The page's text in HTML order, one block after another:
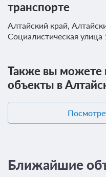
транспорте
Алтайский край,
Социалистическая улица
Также вы можете
объекты в
Ближайшие